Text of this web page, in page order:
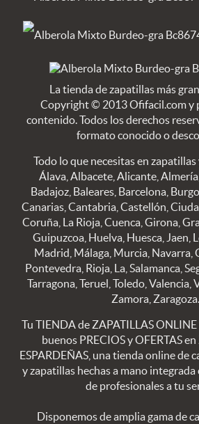
La tienda de zapatillas más
Copyright © 2013 Ofifacil.com y
contenido. Todos los derechos
formato conocido o
Todo lo que necesitas en zapatillas
Álava, Albacete, Alicante,
Badajoz, Baleares, Barcelona,
Canarias, Cantabria, Castellón,
Coruña, La Rioja, Cuenca, Girona,
Guipuzcoa, Huelva, Huesca, Jaen,
Madrid, Málaga, Murcia, Navarra,
Pontevedra, Rioja, La, Salamanca,
Tarragona, Teruel, Toledo, Valencia,
Zamora, Zaragoza.
Tu TIENDA de ZAPATILLAS
buenos PRECIOS y OFERTAS
ESPARDEÑAS, una tienda online de
y zapatillas hechas a mano
de profesionales a tu
Disponemos de amplia gama de